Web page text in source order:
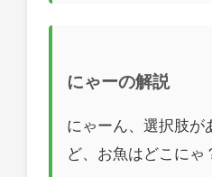
にゃーの解説
にゃーん、選択肢が
ど、お魚はどこにゃ